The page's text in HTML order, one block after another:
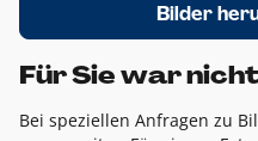
Bilder
Für Sie war
Bei speziellen Anfragen zu